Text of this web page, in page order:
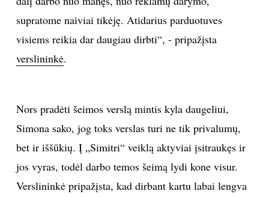
supratome naiviai tikėję. Atidarius parduotuves
visiems reikia dar daugiau dirbti“, - pripažįsta
verslininkė.
Nors pradėti šeimos verslą mintis kyla daugeliui,
Simona sako, jog toks verslas turi ne tik privalumų,
bet ir iššūkių. Į „Simitri“ veiklą aktyviai įsitraukęs ir
jos vyras, todėl darbo temos šeimą lydi kone visur.
Verslininkė pripažįsta, kad dirbant kartu labai lengva